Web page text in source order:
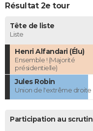
Résultat 2e tour
Tête de liste
Liste
Henri Alfandari (Élu)
Ensemble ! (Majorité
présidentielle)
Jules Robin
Union de l'extrême droite
Participation au scrutin